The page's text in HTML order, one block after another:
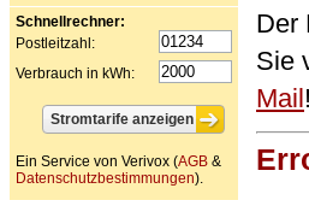
Der
Sie
Mail!
Schnellrechner:
Postleitzahl:
Verbrauch in kWh:
Ein Service von Verivox (AGB &
Datenschutzbestimmungen).